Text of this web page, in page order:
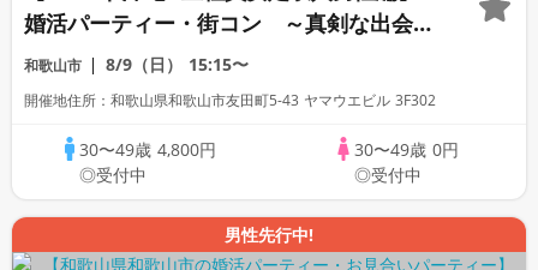
婚活パーティー・街コン ～真剣な出会い
～
和歌山市 8/9（日） 15:15〜
開催地住所：和歌山県和歌山市友田町5-43 ヤマウエビル 3F302
30〜49歳 4,800円
◎受付中
30〜49歳 0円
◎受付中
男性先行中!